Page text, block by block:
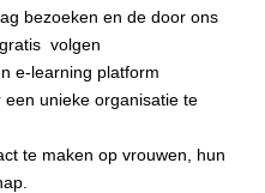
bezoeken en de door ons
volgen
e-learning platform
unieke organisatie te
te maken op vrouwen, hun